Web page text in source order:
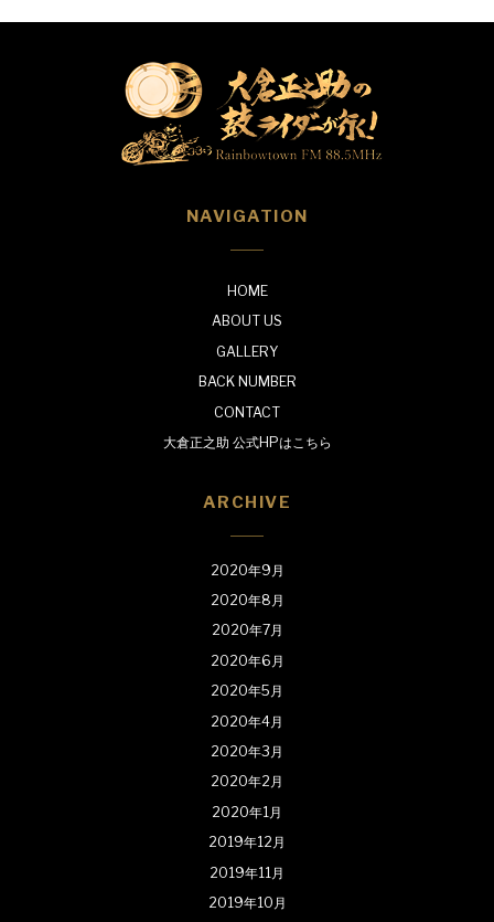
NAVIGATION
HOME
ABOUT US
GALLERY
BACK NUMBER
CONTACT
大倉正之助 公式HPはこちら
ARCHIVE
2020年9月
2020年8月
2020年7月
2020年6月
2020年5月
2020年4月
2020年3月
2020年2月
2020年1月
2019年12月
2019年11月
2019年10月